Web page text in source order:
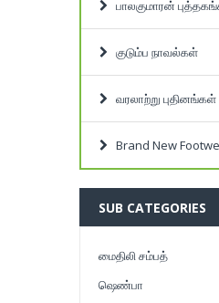
பாலகுமாரன்
குடும்ப நாவல்கள்
வரலாற்று புதினங்கள்
Brand New
SUB CATEGORIES
மைதிலி சம்பத்
ஷெண்பா